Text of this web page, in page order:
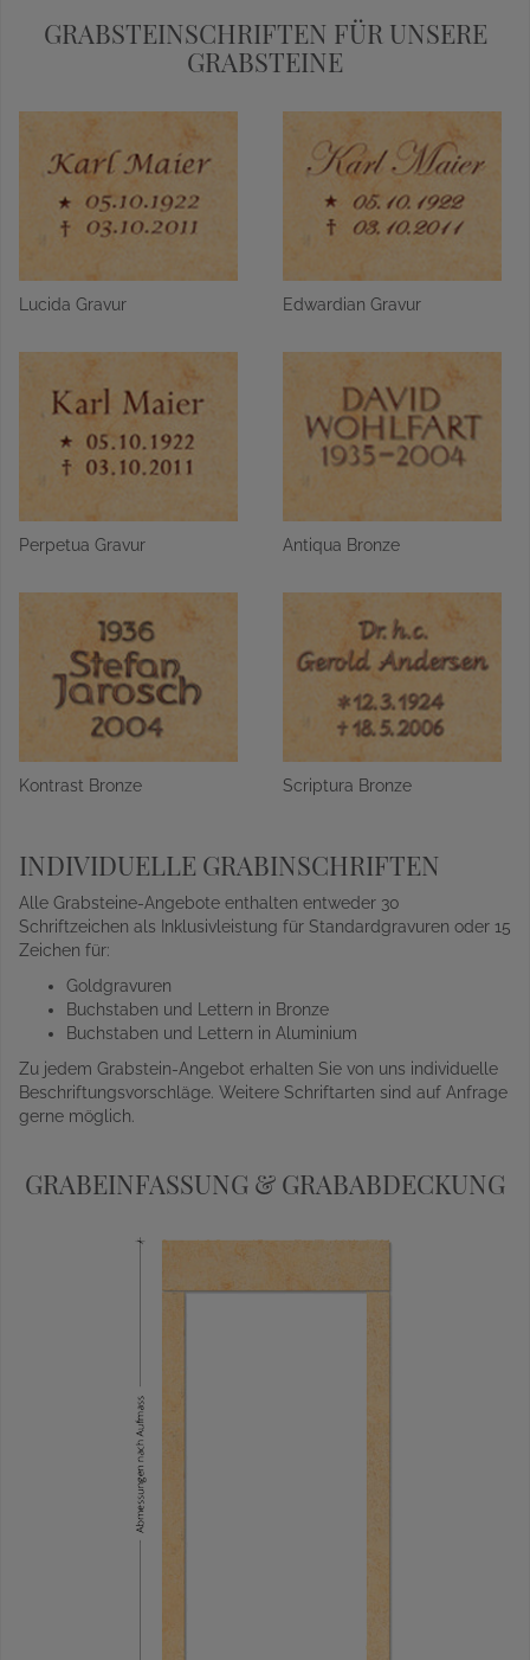
GRABSTEINSCHRIFTEN FÜR UNSERE
GRABSTEINE
Lucida Gravur Edwardian Gravur
Perpetua Gravur Antiqua Bronze
Kontrast Bronze Scriptura Bronze
INDIVIDUELLE GRABINSCHRIFTEN
Alle Grabsteine-Angebote enthalten entweder 30
Schriftzeichen als Inklusivleistung für Standardgravuren oder 15
Zeichen für:
Goldgravuren
Buchstaben und Lettern in Bronze
Buchstaben und Lettern in Aluminium
Zu jedem Grabstein-Angebot erhalten Sie von uns individuelle
Beschriftungsvorschläge. Weitere Schriftarten sind auf Anfrage
gerne möglich.
GRABEINFASSUNG & GRABABDECKUNG